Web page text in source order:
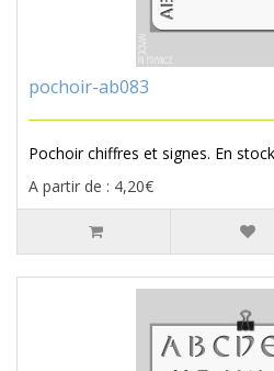
pochoir-ab083
Pochoir chiffres et signes. En
A partir de : 4,20€